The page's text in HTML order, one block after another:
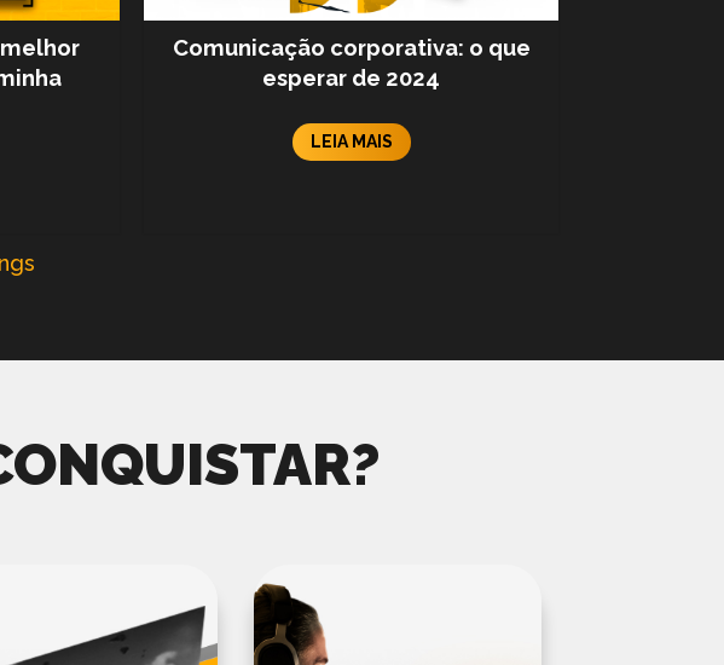
melhor
Comunicação corporativa: o que
esperar de 2024
LEIA MAIS